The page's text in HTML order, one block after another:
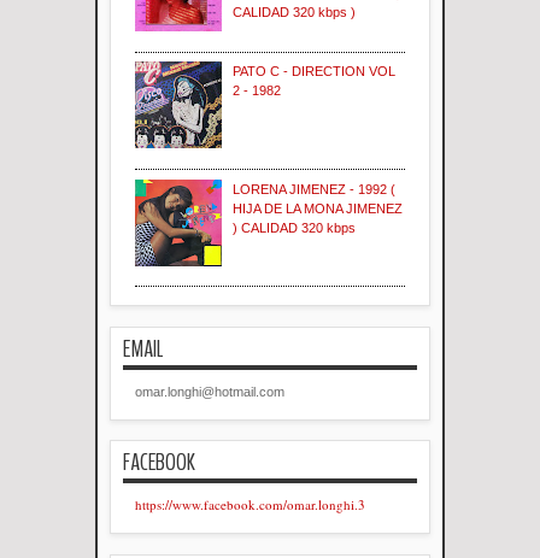
CALIDAD 320 kbps )
PATO C - DIRECTION VOL
2 - 1982
LORENA JIMENEZ - 1992 (
HIJA DE LA MONA JIMENEZ
) CALIDAD 320 kbps
EMAIL
omar.longhi@hotmail.com
FACEBOOK
https://www.facebook.com/omar.longhi.3